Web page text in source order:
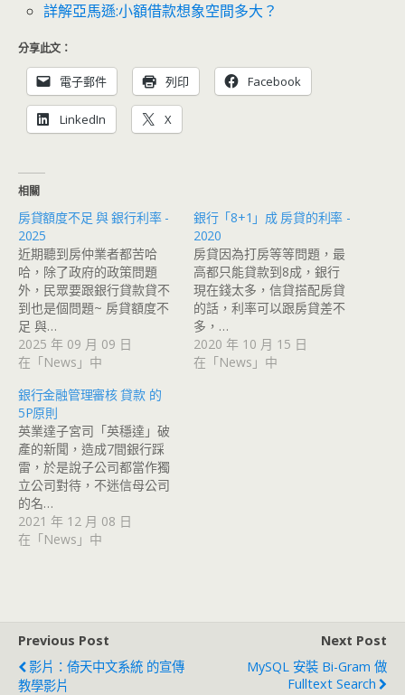
詳解亞馬遜:小額借款想象空間多大？
分享此文：
電子郵件 列印 Facebook
LinkedIn X
相關
房貸額度不足 與 銀行利率 -
2025
近期聽到房仲業者都苦哈
哈，除了政府的政策問題
外，民眾要跟銀行貸款貸不
到也是個問題~ 房貸額度不
足 與…
2025 年 09 月 09 日
在「News」中
銀行「8+1」成 房貸的利率 -
2020
房貸因為打房等等問題，最
高都只能貸款到8成，銀行
現在錢太多，信貸搭配房貸
的話，利率可以跟房貸差不
多，…
2020 年 10 月 15 日
在「News」中
銀行金融管理審核 貸款 的
5P原則
英業達子宮司「英穩達」破
產的新聞，造成7間銀行踩
雷，於是說子公司都當作獨
立公司對待，不迷信母公司
的名…
2021 年 12 月 08 日
在「News」中
Previous Post
影片：倚天中文系統 的宣傳
教學影片
Next Post
MySQL 安裝 Bi-Gram 做
Fulltext Search